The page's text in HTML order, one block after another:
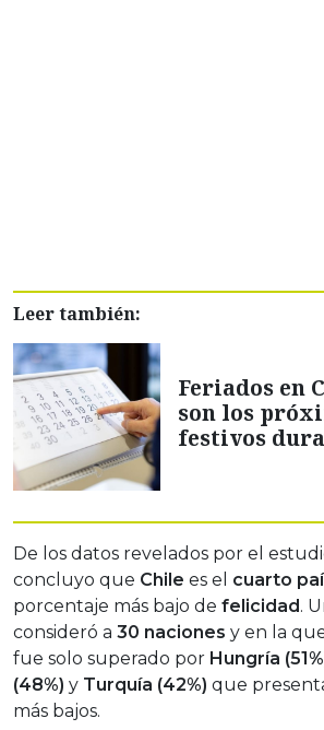
Leer también:
Feriados en
son los
festivos
De los datos revelados por el
concluyo que Chile es el cuarto
porcentaje más bajo de felicidad .
consideró a 30 naciones y en la
fue solo superado por Hungría
(48%) y Turquía (42%) que
más bajos.